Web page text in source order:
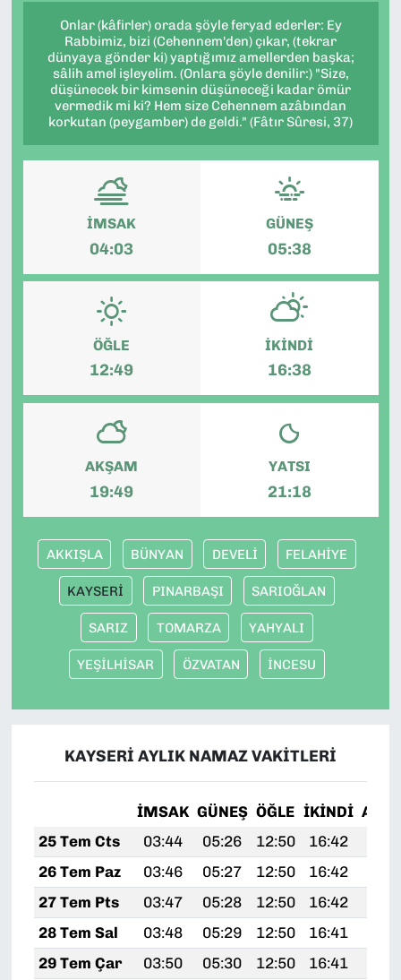
Onlar (kâfirler) orada şöyle feryad ederler: Ey
Rabbimiz, bizi (Cehennem'den) çıkar, (tekrar
dünyaya gönder ki) yaptığımız amellerden başka;
sâlih amel işleyelim. (Onlara şöyle denilir:) "Size,
düşünecek bir kimsenin düşüneceği kadar ömür
vermedik mi ki? Hem size Cehennem azâbından
korkutan (peygamber) de geldi." (Fâtır Sûresi, 37)
İMSAK
04:03
GÜNEŞ
05:38
ÖĞLE
12:49
İKINDI
16:38
AKŞAM
19:49
YATSI
21:18
AKKIŞLA BÜNYAN DEVELİ FELAHİYE
KAYSERİ PINARBAŞI SARIOĞLAN
SARIZ TOMARZA YAHYALI
YEŞİLHİSAR ÖZVATAN İNCESU
KAYSERİ AYLIK NAMAZ VAKITLERI
İMSAK GÜNEŞ ÖĞLE İKINDI
25 Tem Cts
03:44 05:26 12:50 16:42
26 Tem Paz
03:46 05:27 12:50 16:42
27 Tem Pts
03:47 05:28 12:50 16:42
28 Tem Sal
03:48 05:29 12:50 16:41
29 Tem Çar
03:50 05:30 12:50 16:41